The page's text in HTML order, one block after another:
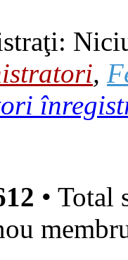
,
• Total